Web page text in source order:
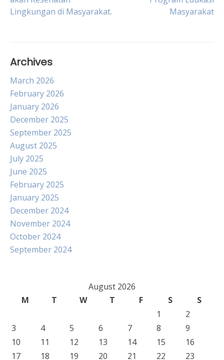
navigation
Lingkungan di Masyarakat.
Masyarakat
Archives
March 2026
February 2026
January 2026
December 2025
September 2025
August 2025
July 2025
June 2025
February 2025
January 2025
December 2024
November 2024
October 2024
September 2024
August 2026
M
T W T F S
S
1
2
3
4 5 6 7 8
9
10
11 12 13 14 15
16
17
18 19 20 21 22
23